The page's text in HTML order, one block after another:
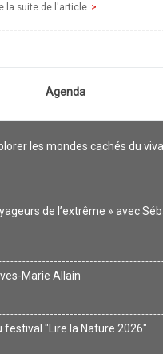
la suite de l'article
Agenda
les mondes cachés du
de l’extrême » avec
Marie Allain
festival "Lire la Nature 2026"